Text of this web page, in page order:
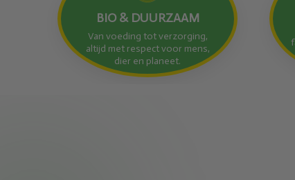
BIO & DUURZAAM
Van voeding tot verzorging,
altijd met respect voor mens,
dier en planeet.